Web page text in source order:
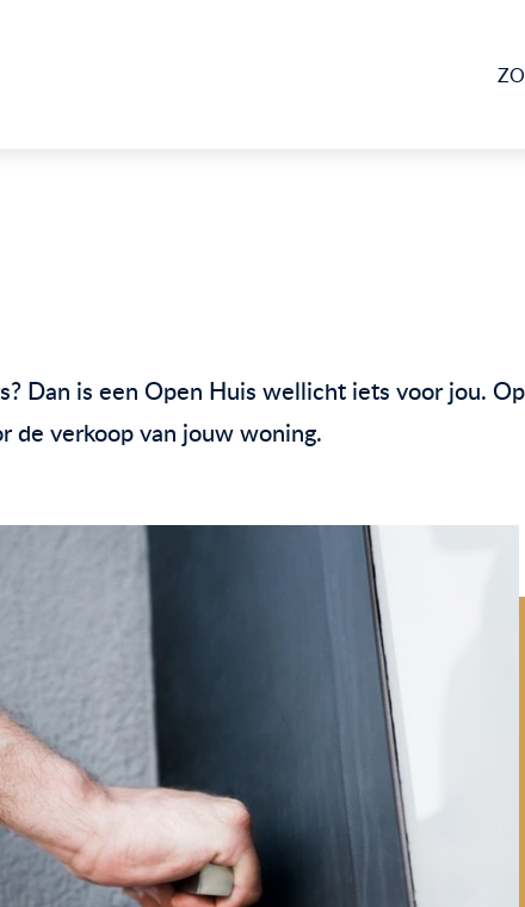
Dan is een Open Huis wellicht iets voor jou.
de verkoop van jouw woning.